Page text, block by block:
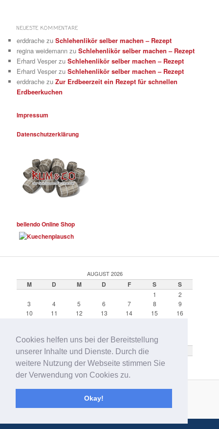
Cookies helfen uns bei der Bereitstellung
unserer Inhalte und Dienste. Durch die
weitere Nutzung der Webseite stimmen Sie
der Verwendung von Cookies zu.
Okay!
NEUESTE KOMMENTARE
erddrache zuSchlehenlikör selber machen – Rezept
regina weidemann zuSchlehenlikör selber machen – Rezept
Erhard Vesper zuSchlehenlikör selber machen – Rezept
Erhard Vesper zuSchlehenlikör selber machen – Rezept
erddrache zuZur Erdbeerzeit ein Rezept für schnellen
Erdbeerkuchen
Impressum
Datenschutzerklärung
bellendo Online Shop
AUGUST 2026
M D M D F S S
« Feb.
1
2
3
4 5 6 7 8
9
10
11 12 13 14 15
16
31
Proudly powered by WordPress